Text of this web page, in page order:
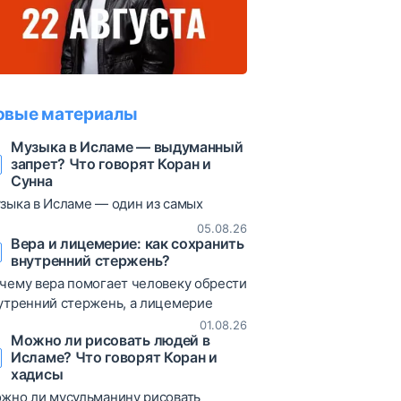
материалы
Музыка в Исламе — выдуманный
запрет? Что говорят Коран и
Сунна
в Исламе — один из самых
коранические аяты, хадисы
богословские мнения,
объективно взглянуть на
вопрос.
05.08.26
Вера и лицемерие: как сохранить
внутренний стержень?
вера помогает человеку обрести
стержень, а лицемерие
к постоянным сомнениям и
В статье рассматриваются
Корана, хадисы и богословские
о природе лицемерия,
01.08.26
Можно ли рисовать людей в
Исламе? Что говорят Коран и
хадисы
ли мусульманину рисовать